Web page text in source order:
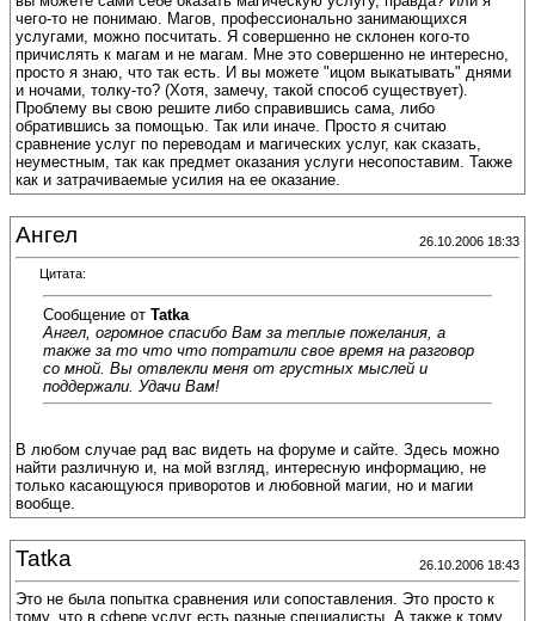
чего-то не понимаю. Магов, профессионально занимающихся
услугами, можно посчитать. Я совершенно не склонен кого-то
причислять к магам и не магам. Мне это совершенно не интересно,
просто я знаю, что так есть. И вы можете "ицом выкатывать" днями
и ночами, толку-то? (Хотя, замечу, такой способ существует).
Проблему вы свою решите либо справившись сама, либо
обратившись за помощью. Так или иначе. Просто я считаю
сравнение услуг по переводам и магических услуг, как сказать,
неуместным, так как предмет оказания услуги несопоставим. Также
как и затрачиваемые усилия на ее оказание.
Ангел 26.10.2006 18:33
Цитата:
Сообщение от Tatka
Ангел, огромное спасибо Вам за теплые пожелания, а
также за то что что потратили свое время на разговор
со мной. Вы отвлекли меня от грустных мыслей и
поддержали. Удачи Вам!
В любом случае рад вас видеть на форуме и сайте. Здесь можно
найти различную и, на мой взгляд, интересную информацию, не
только касающуюся приворотов и любовной магии, но и магии
вообще.
Tatka 26.10.2006 18:43
Это не была попытка сравнения или сопоставления. Это просто к
тому, что в сфере услуг есть разные специалисты. А также к тому,